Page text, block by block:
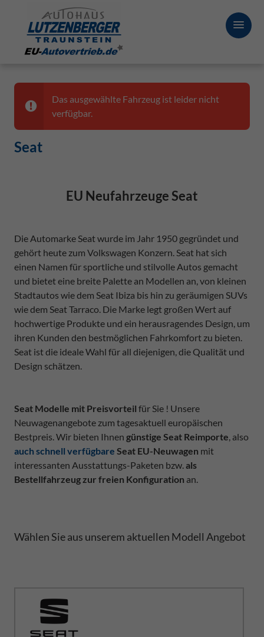
Das ausgewählte Fahrzeug ist leider nicht
verfügbar.
Seat
EU Neufahrzeuge Seat
Die Automarke Seat wurde im Jahr 1950 gegründet und
gehört heute zum Volkswagen Konzern. Seat hat sich
einen Namen für sportliche und stilvolle Autos gemacht
und bietet eine breite Palette an Modellen an, von kleinen
Stadtautos wie dem Seat Ibiza bis hin zu geräumigen SUVs
wie dem Seat Tarraco. Die Marke legt großen Wert auf
hochwertige Produkte und ein herausragendes Design, um
ihren Kunden den bestmöglichen Fahrkomfort zu bieten.
Seat ist die ideale Wahl für all diejenigen, die Qualität und
Design schätzen.
Seat Modelle mit Preisvorteil für Sie ! Unsere
Neuwagenangebote zum tagesaktuell europäischen
Bestpreis. Wir bieten Ihnen günstige Seat Reimporte, also
auch schnell verfügbare Seat EU-Neuwagen mit
interessanten Ausstattungs-Paketen bzw.als
Bestellfahrzeug zur freien Konfiguration an.
Wählen Sie aus unserem aktuellen Modell Angebot